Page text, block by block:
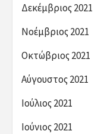
Δεκέμβριος 2021
Νοέμβριος 2021
Οκτώβριος 2021
Αύγουστος 2021
Ιούλιος 2021
Ιούνιος 2021